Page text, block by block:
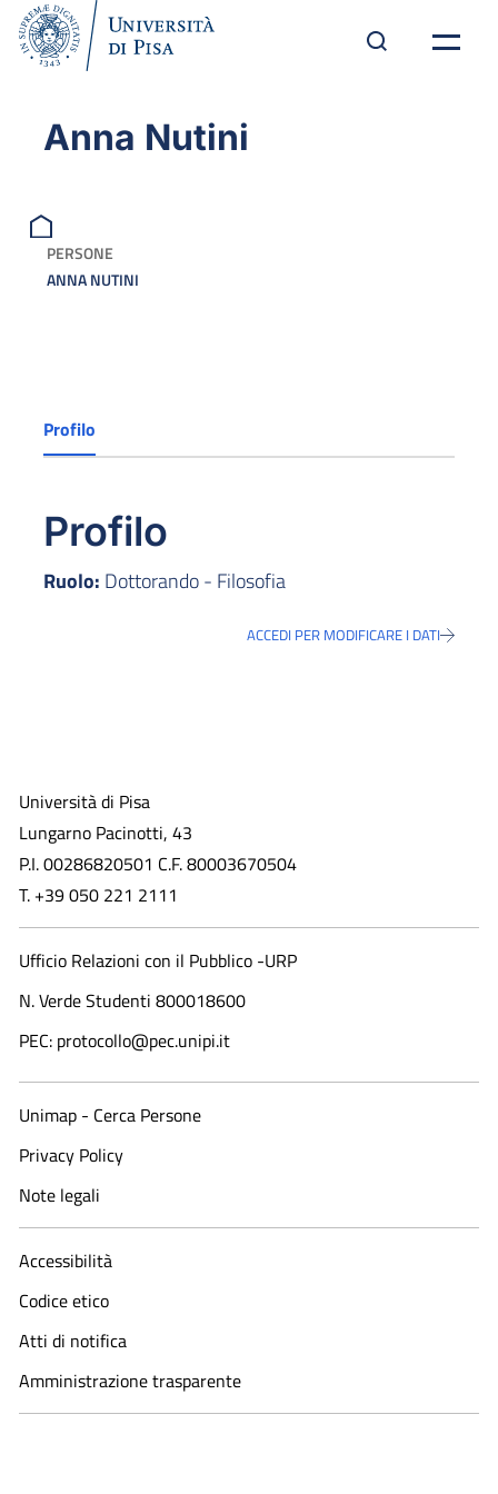
Anna Nutini
PERSONE
ANNA NUTINI
Profilo
Profilo
Ruolo: Dottorando - Filosofia
ACCEDI PER MODIFICARE I DATI
Università di Pisa
Lungarno Pacinotti, 43
P.I. 00286820501 C.F. 80003670504
T. +39 050 221 2111
Ufficio Relazioni con il Pubblico -URP
N. Verde Studenti 800018600​
PEC: protocollo@pec.unipi.it
Unimap - Cerca Persone
Privacy Policy
Note legali
Accessibilità
Codice etico
Atti di notifica
Amministrazione trasparente